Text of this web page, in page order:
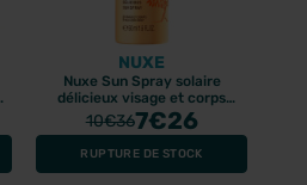
NUXE
Nuxe Sun Spray solaire
délicieux visage et corps
SPF50 - 50ml
10€367€26
RUPTURE DE STOCK